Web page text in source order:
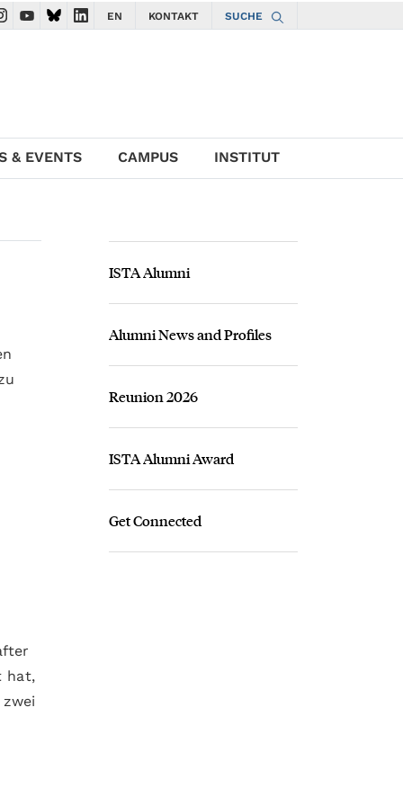
to ISTA Facebook account
to ISTA Instagram account
Navigate to ISTA YouTube account
Navigate to ISTA Bluesky account
Navigate to ISTA LinkedIn account
EN KONTAKT SUCHE
& EVENTS CAMPUS INSTITUT
hat,
ISTA Alumni
Alumni News and Profiles
Reunion 2026
ISTA Alumni Award
Get Connected